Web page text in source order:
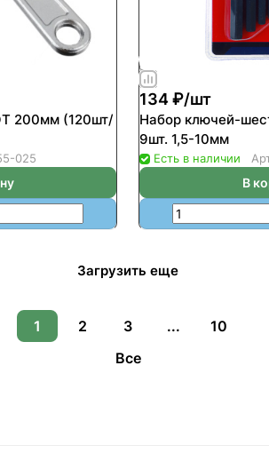
200мм (120шт/
025
134 ₽/шт
Набор ключей-
9шт. 1,5-10мм
Есть в наличии
В
Загрузить еще
1 2 3 ...
10
Все